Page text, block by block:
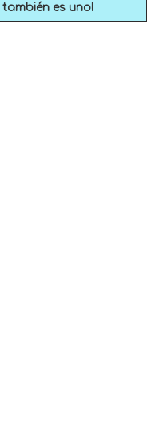
también es uno!